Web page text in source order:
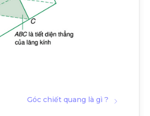
Góc chiết quang là gì ?